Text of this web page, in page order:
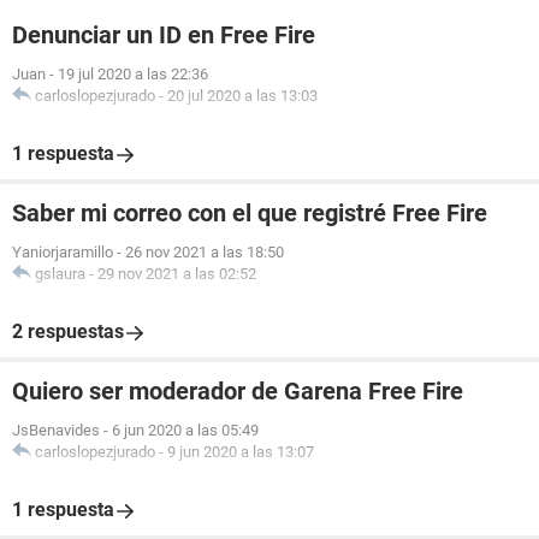
Denunciar un ID en Free Fire
Juan - 19 jul 2020 a las 22:36
carloslopezjurado - 20 jul 2020 a las 13:03
1 respuesta
Saber mi correo con el que registré Free Fire
Yaniorjaramillo - 26 nov 2021 a las 18:50
gslaura - 29 nov 2021 a las 02:52
2 respuestas
Quiero ser moderador de Garena Free Fire
JsBenavides - 6 jun 2020 a las 05:49
carloslopezjurado - 9 jun 2020 a las 13:07
1 respuesta